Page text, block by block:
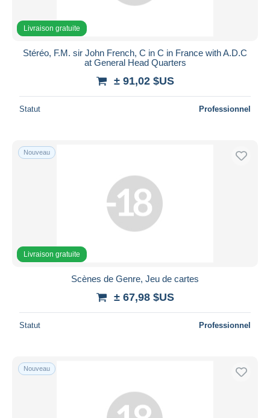
Livraison gratuite
Stéréo, F.M. sir John French, C in C in France with A.D.C
at General Head Quarters
± 91,02 $US
Statut Professionnel
Nouveau
Livraison gratuite
Scènes de Genre, Jeu de cartes
± 67,98 $US
Statut Professionnel
Nouveau